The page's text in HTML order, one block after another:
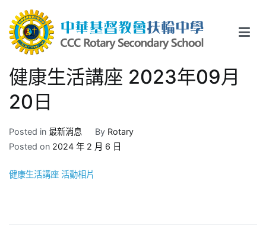
content
中華基督教會扶輪中學
健康生活講座 2023年09月
20日
Posted in 最新消息 By Rotary
Posted on 2024 年 2 月 6 日
健康生活講座 活動相片